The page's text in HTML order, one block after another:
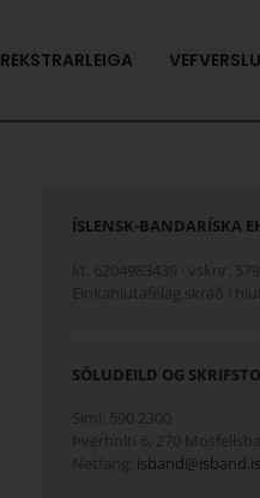
REKSTRARLEIGA
ÍSLENSK-BANDARÍSKA
kt. 6204983439 · vsknr.
Einkahlutafélag skráð í
SÖLUDEILD OG
Sími: 590 2300
Þverholti 6, 270 Mosfellsbæ
Netfang: isband@isband.is